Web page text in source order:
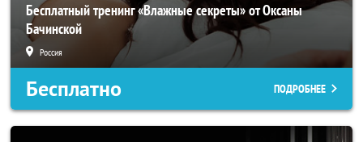
Бесплатный тренинг «Влажные секреты» от Оксаны
Бачинской
Россия
Бесплатно ПОДРОБНЕЕ